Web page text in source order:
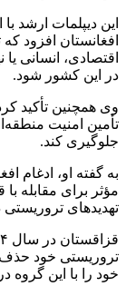
این دیپلمات ارشد
افغانستان افزود
اقتصادی، انسانی
در این کشور شود.
وی همچنین تأکید
تأمین امنیت
جلوگیری کند.
به گفته او، ادغام
مؤثر برای مقابله
تهدیدهای
تروریستی خود حذف
خود را با این